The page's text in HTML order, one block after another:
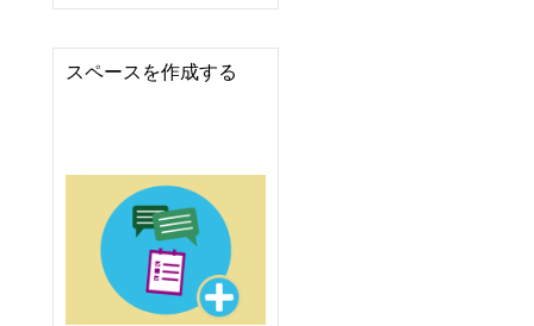
スペースを作成する